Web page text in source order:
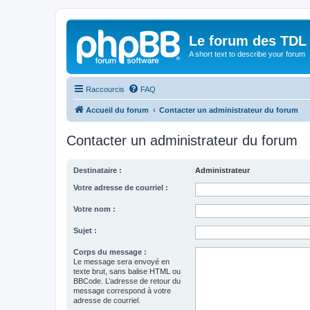
Le forum des TDL
A short text to describe your forum
Raccourcis FAQ
Accueil du forum Contacter un administrateur du forum
Contacter un administrateur du forum
Destinataire : Administrateur
Votre adresse de courriel :
Votre nom :
Sujet :
Corps du message :
Le message sera envoyé en
texte brut, sans balise HTML ou
BBCode. L’adresse de retour du
message correspond à votre
adresse de courriel.